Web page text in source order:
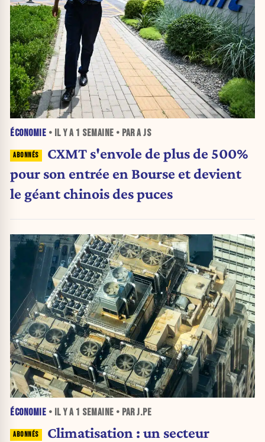
ÉCONOMIE • IL Y A 1 SEMAINE • PAR A JS
CXMT s'envole de plus de 500%
pour son entrée en Bourse et devient
le géant chinois des puces
ÉCONOMIE • IL Y A 1 SEMAINE • PAR J.PE
Climatisation : un secteur